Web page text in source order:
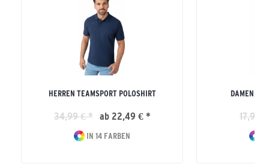
HERREN TEAMSPORT POLOSHIRT
34,99 € * ab 22,49 € *
IN 14 FARBEN
DAMEN
17,99